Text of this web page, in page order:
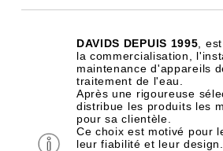
DAVIDS DEPUIS 1995 ,
la commercialisation,
maintenance d'appareils
traitement de l'eau.
Après une rigoureuse
distribue les produits les
pour sa clientèle.
Ce choix est motivé pour
leur fiabilité et leur design.